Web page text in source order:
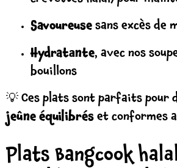
Savoureuse sans excès de
Hydratante, avec nos
bouillons
💡 Ces plats sont parfaits pour
jeûne équilibrés et conformes
Plats Bangcook